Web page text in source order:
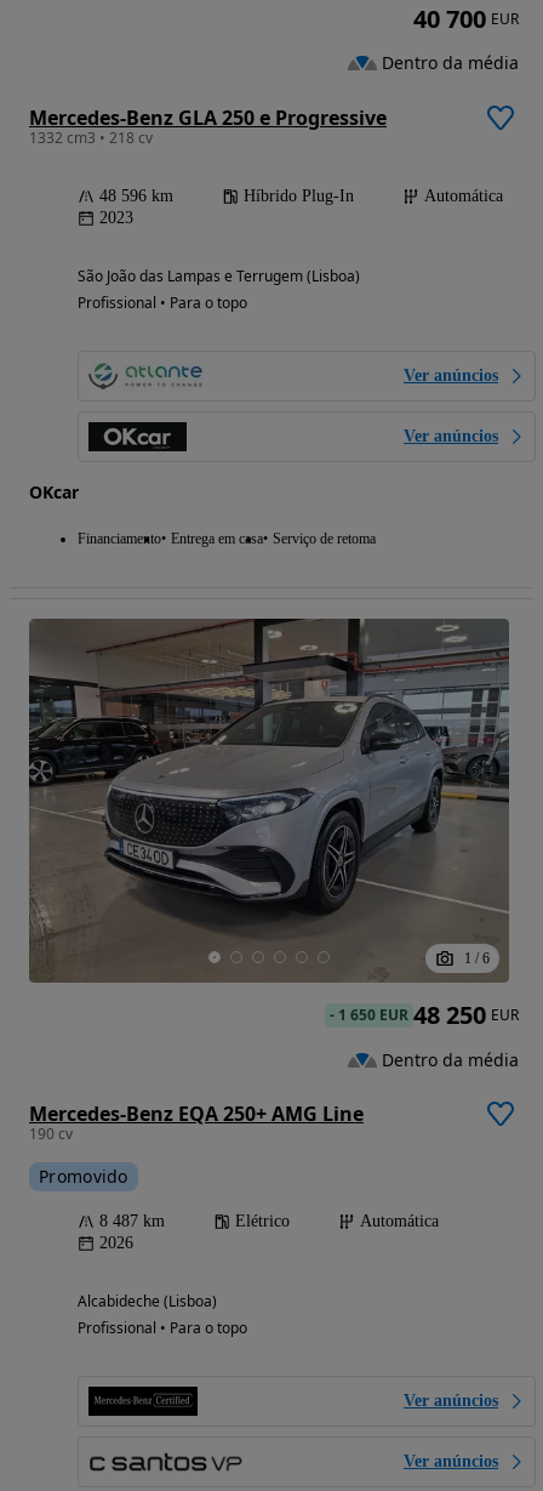
Mercedes-Benz GLA 250 e Progressive
1332 cm3 • 218 cv
48 596 km Híbrido Plug-In
Automática
2023
São João das Lampas e Terrugem (Lisboa)
Profissional • Para o topo
Ver anúncios
Ver anúncios
OKcar
Financiamento Entrega em casa Serviço de retoma
40 700 EUR
Dentro da média
1 / 6
Mercedes-Benz EQA 250+ AMG Line
190 cv
Promovido
8 487 km Elétrico
Automática
2026
Alcabideche (Lisboa)
Profissional • Para o topo
Ver anúncios
Ver anúncios
- 1 650 EUR 48 250 EUR
Dentro da média